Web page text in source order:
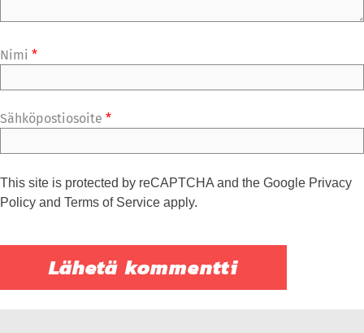
Nimi *
Sähköpostiosoite *
This site is protected by reCAPTCHA and the Google Privacy
Policy and Terms of Service apply.